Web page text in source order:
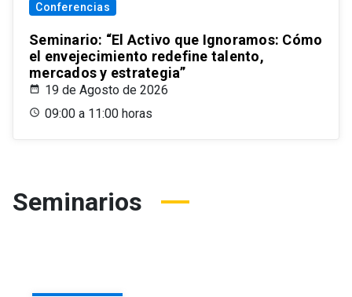
Conferencias
Seminario: “El Activo que Ignoramos: Cómo
el envejecimiento redefine talento,
mercados y estrategia”
19 de Agosto de 2026
09:00 a 11:00 horas
Seminarios